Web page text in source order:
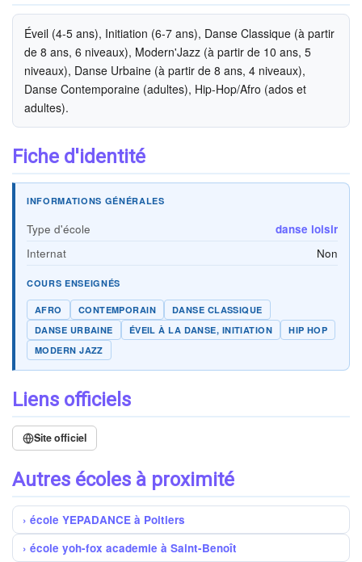
Éveil (4-5 ans), Initiation (6-7 ans), Danse Classique (à partir
de 8 ans, 6 niveaux), Modern'Jazz (à partir de 10 ans, 5
niveaux), Danse Urbaine (à partir de 8 ans, 4 niveaux),
Danse Contemporaine (adultes), Hip-Hop/Afro (ados et
adultes).
Fiche d'identité
INFORMATIONS GÉNÉRALES
Type d'école
danse loisir
Internat
Non
COURS ENSEIGNÉS
AFRO CONTEMPORAIN
DANSE CLASSIQUE
DANSE URBAINE
ÉVEIL À LA DANSE, INITIATION
HIP HOP
MODERN JAZZ
Liens officiels
Site officiel
Autres écoles à proximité
école YEPADANCE à Poitiers
école yoh-fox academie à Saint-Benoît